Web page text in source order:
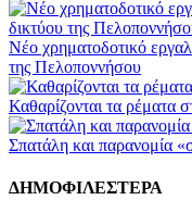
Νέο χρηματοδοτικό
της Πελοποννήσου
Καθαρίζονται τα ρέματα
Σπατάλη και παρανομία
ΔΗΜΟΦΙΛΕΣΤΕΡΑ